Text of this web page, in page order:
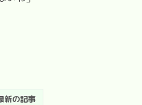
新の記事